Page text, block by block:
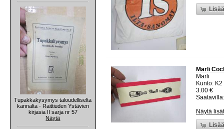
Tupakkakysymys taloudelliselta
kannalta - Raittiuden Ystävien
kirjasia II sarja nr 57
Näytä
Marli
Marli
Kunto:
3.00 €
Näytä